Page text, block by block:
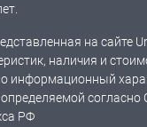
на сайте
наличия и
информационный
согласно
РФ